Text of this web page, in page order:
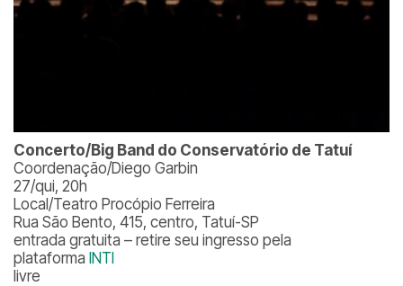
Concerto/Big Band do Conservatório de Tatuí
Coordenação/Diego Garbin
27/qui, 20h
Local/Teatro Procópio Ferreira
Rua São Bento, 415, centro, Tatuí-SP
entrada gratuita – retire seu ingresso pela
plataforma INTI
livre